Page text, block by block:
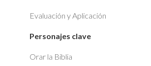
Evaluación y Aplicación
Personajes clave
Orar la Biblia